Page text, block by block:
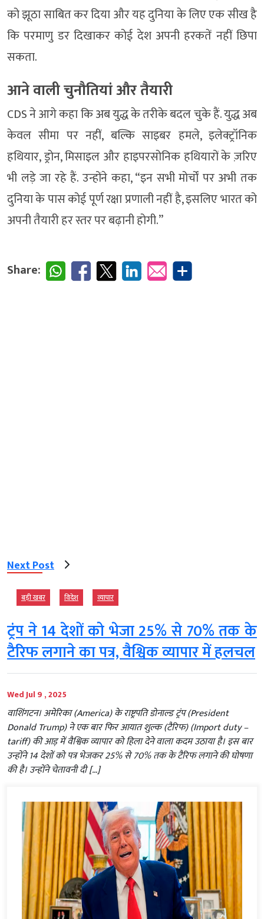
को झूठा साबित कर दिया और यह दुनिया के लिए एक सीख है
कि परमाणु डर दिखाकर कोई देश अपनी हरकतें नहीं छिपा
सकता.
आने वाली चुनौतियां और तैयारी
CDS ने आगे कहा कि अब युद्ध के तरीके बदल चुके हैं. युद्ध अब
केवल सीमा पर नहीं, बल्कि साइबर हमले, इलेक्ट्रॉनिक
हथियार, ड्रोन, मिसाइल और हाइपरसोनिक हथियारों के ज़रिए
भी लड़े जा रहे हैं. उन्होंने कहा, “इन सभी मोर्चों पर अभी तक
दुनिया के पास कोई पूर्ण रक्षा प्रणाली नहीं है, इसलिए भारत को
अपनी तैयारी हर स्तर पर बढ़ानी होगी.”
Share:
Next Post
बड़ी खबर विदेश व्‍यापार
ट्रंप ने 14 देशों को भेजा 25% से 70% तक के
टैरिफ लगाने का पत्र, वैश्विक व्यापार में हलचल
Wed Jul 9 , 2025
वाशिंगटन। अमेरिका (America) के राष्ट्रपति डोनाल्ड ट्रंप (President
Donald Trump) ने एक बार फिर आयात शुल्क (टैरिफ) (Import duty –
tariff) की आड़ में वैश्विक व्यापार को हिला देने वाला कदम उठाया है। इस बार
उन्होंने 14 देशों को पत्र भेजकर 25% से 70% तक के टैरिफ लगाने की घोषणा
की है। उन्होंने चेतावनी दी […]